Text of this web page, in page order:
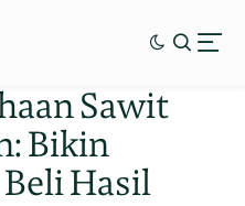
Sawit
Bikin
Hasil